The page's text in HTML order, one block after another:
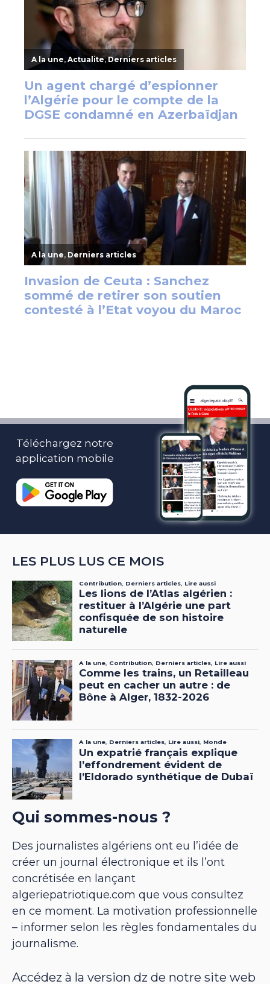
Téléchargez notre
application mobile
LES PLUS LUS CE MOIS
Qui sommes-nous ?
Des journalistes algériens ont eu l’idée de
créer un journal électronique et ils l’ont
concrétisée en lançant
algeriepatriotique.com que vous consultez
en ce moment. La motivation professionnelle
– informer selon les règles fondamentales du
journalisme.
Accédez à la version dz de notre site web